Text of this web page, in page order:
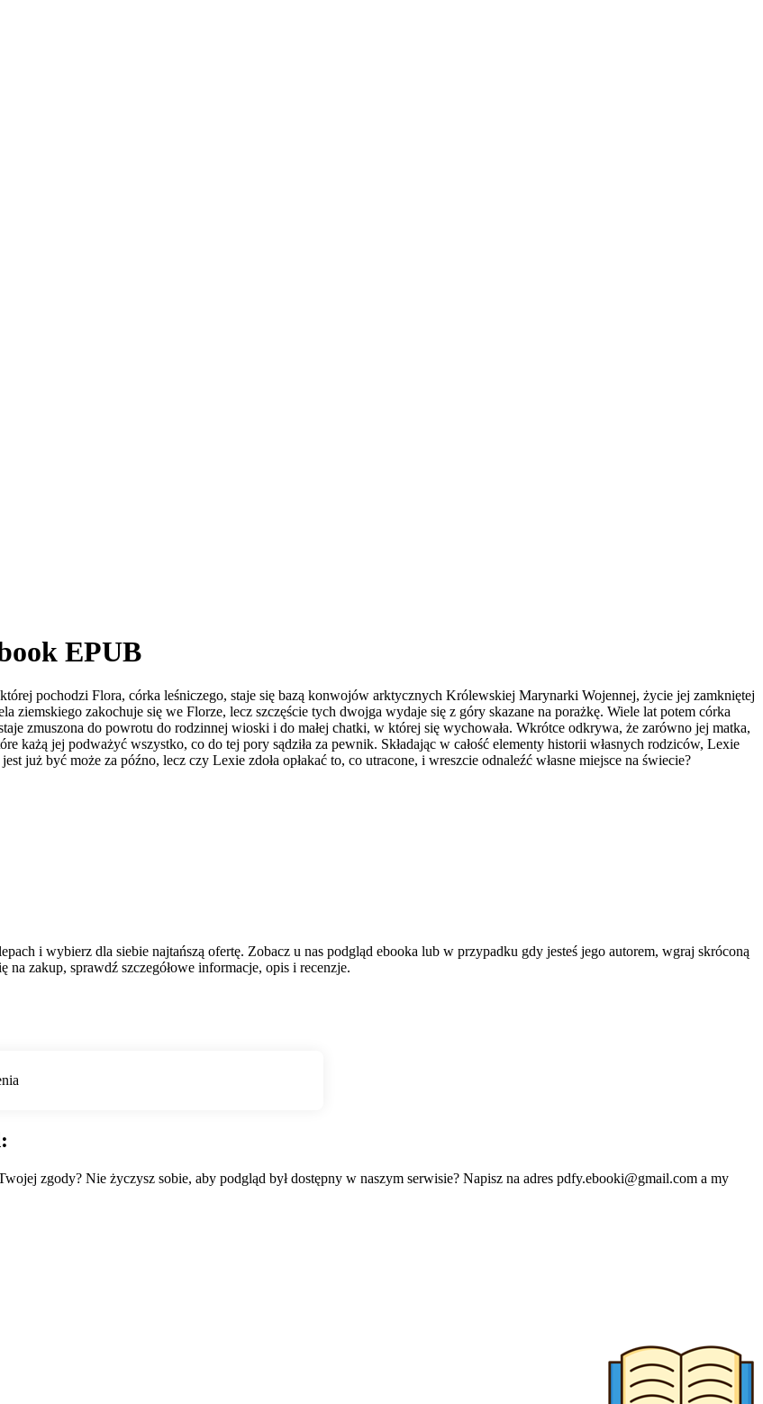
EPUB
pochodzi Flora, córka leśniczego, staje się bazą konwojów arktycznych Królewskiej Marynarki Wojennej, życie jej zamkniętej
ziemskiego zakochuje się we Florze, lecz szczęście tych dwojga wydaje się z góry skazane na porażkę. Wiele lat potem córka
zmuszona do powrotu do rodzinnej wioski i do małej chatki, w której się wychowała. Wkrótce odkrywa, że zarówno jej matka,
każą jej podważyć wszystko, co do tej pory sądziła za pewnik. Składając w całość elementy historii własnych rodziców, Lexie
już być może za późno, lecz czy Lexie zdoła opłakać to, co utracone, i wreszcie odnaleźć własne miejsce na świecie?
i wybierz dla siebie najtańszą ofertę. Zobacz u nas podgląd ebooka lub w przypadku gdy jesteś jego autorem, wgraj skróconą
zakup, sprawdź szczegółowe informacje, opis i recenzje.
zgody? Nie życzysz sobie, aby podgląd był dostępny w naszym serwisie? Napisz na adres pdfy.ebooki@gmail.com a my